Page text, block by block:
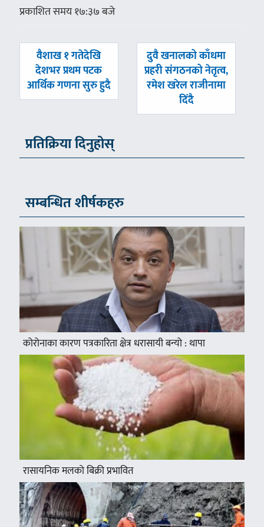
प्रकाशित समय १७:३७ बजे
पछिल्लाे
-
वैशाख १ गतेदेखि
देशभर प्रथम पटक
आर्थिक गणना सुरु हुदै
अघिल्लाे
-
दुवै खनालको काँधमा
प्रहरी संगठनको नेतृत्व,
रमेश खरेल राजीनामा
दिंदै
प्रतिक्रिया दिनुहोस्
सम्बन्धित शीर्षकहरु
कोरोनाका कारण पत्रकारिता क्षेत्र धरासायी बन्यो : थापा
रासायनिक मलको बिक्री प्रभावित